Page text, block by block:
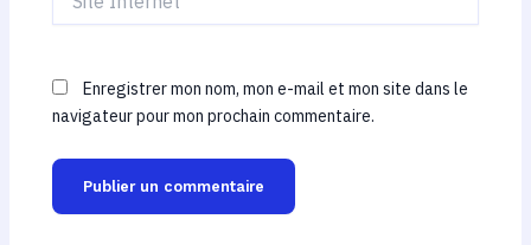
Internet
Enregistrer mon nom, mon e-mail et mon site dans le
navigateur pour mon prochain commentaire.